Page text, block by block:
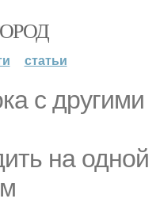
статьи
с другими
на одной